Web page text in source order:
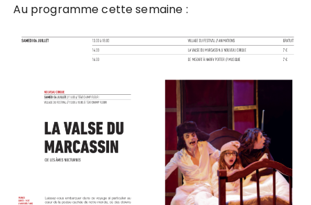
Au programme cette semaine :